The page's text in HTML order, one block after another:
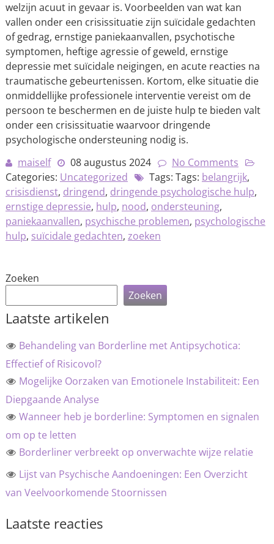
welzijn acuut in gevaar is. Voorbeelden van wat kan
vallen onder een crisissituatie zijn suïcidale gedachten
of gedrag, ernstige paniekaanvallen, psychotische
symptomen, heftige agressie of geweld, ernstige
depressie met suïcidale neigingen, en acute reacties na
traumatische gebeurtenissen. Kortom, elke situatie die
onmiddellijke professionele interventie vereist om de
persoon te beschermen en de juiste hulp te bieden valt
onder een crisissituatie waarvoor dringende
psychologische ondersteuning nodig is.
maiself
08 augustus 2024
No Comments
Categories: Uncategorized Tags: Tags: belangrijk,
crisisdienst, dringend, dringende psychologische hulp,
ernstige depressie, hulp, nood, ondersteuning,
paniekaanvallen, psychische problemen, psychologische
hulp, suïcidale gedachten, zoeken
Zoeken
Zoeken
Laatste artikelen
Behandeling van Borderline met Antipsychotica:
Effectief of Risicovol?
Mogelijke Oorzaken van Emotionele Instabiliteit: Een
Diepgaande Analyse
Wanneer heb je borderline: Symptomen en signalen
om op te letten
Borderliner verbreekt op onverwachte wijze relatie
Lijst van Psychische Aandoeningen: Een Overzicht
van Veelvoorkomende Stoornissen
Laatste reacties